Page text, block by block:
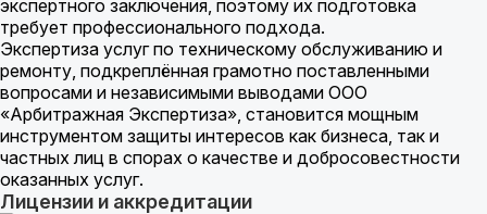
экспертного заключения, поэтому их подготовка
требует профессионального подхода.
Экспертиза услуг по техническому обслуживанию и
ремонту, подкреплённая грамотно поставленными
вопросами и независимыми выводами ООО
«Арбитражная Экспертиза», становится мощным
инструментом защиты интересов как бизнеса, так и
частных лиц в спорах о качестве и добросовестности
оказанных услуг.
Лицензии и аккредитации